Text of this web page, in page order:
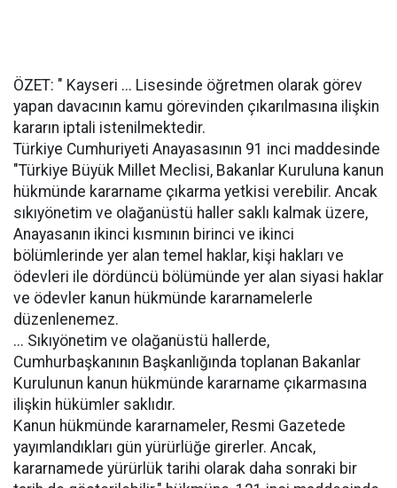
ÖZET: " Kayseri ... Lisesinde öğretmen olarak görev
yapan davacının kamu görevinden çıkarılmasına ilişkin
kararın iptali istenilmektedir.
Türkiye Cumhuriyeti Anayasasının 91 inci maddesinde
"Türkiye Büyük Millet Meclisi, Bakanlar Kuruluna kanun
hükmünde kararname çıkarma yetkisi verebilir. Ancak
sıkıyönetim ve olağanüstü haller saklı kalmak üzere,
Anayasanın ikinci kısmının birinci ve ikinci
bölümlerinde yer alan temel haklar, kişi hakları ve
ödevleri ile dördüncü bölümünde yer alan siyasi haklar
ve ödevler kanun hükmünde kararnamelerle
düzenlenemez.
... Sıkıyönetim ve olağanüstü hallerde,
Cumhurbaşkanının Başkanlığında toplanan Bakanlar
Kurulunun kanun hükmünde kararname çıkarmasına
ilişkin hükümler saklıdır.
Kanun hükmünde kararnameler, Resmi Gazetede
yayımlandıkları gün yürürlüğe girerler. Ancak,
kararnamede yürürlük tarihi olarak daha sonraki bir